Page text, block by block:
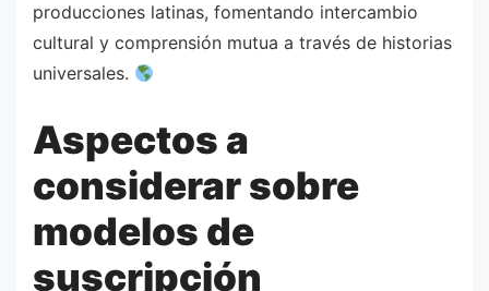
producciones latinas, fomentando intercambio
cultural y comprensión mutua a través de historias
universales.
Aspectos a
considerar sobre
modelos de
suscripción